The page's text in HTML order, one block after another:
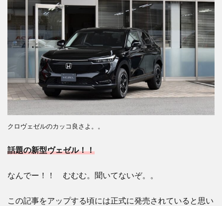
クロヴェゼルのカッコ良さよ。。
話題の新型ヴェゼル！！
なんでー！！ むむむ。聞いてないぞ。。
この記事をアップする頃には正式に発売されていると思い